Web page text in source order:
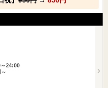
24:00